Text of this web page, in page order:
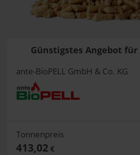
Günstigstes Angebot für
ante-BioPELL GmbH & Co. KG
Tonnenpreis
413,02 €